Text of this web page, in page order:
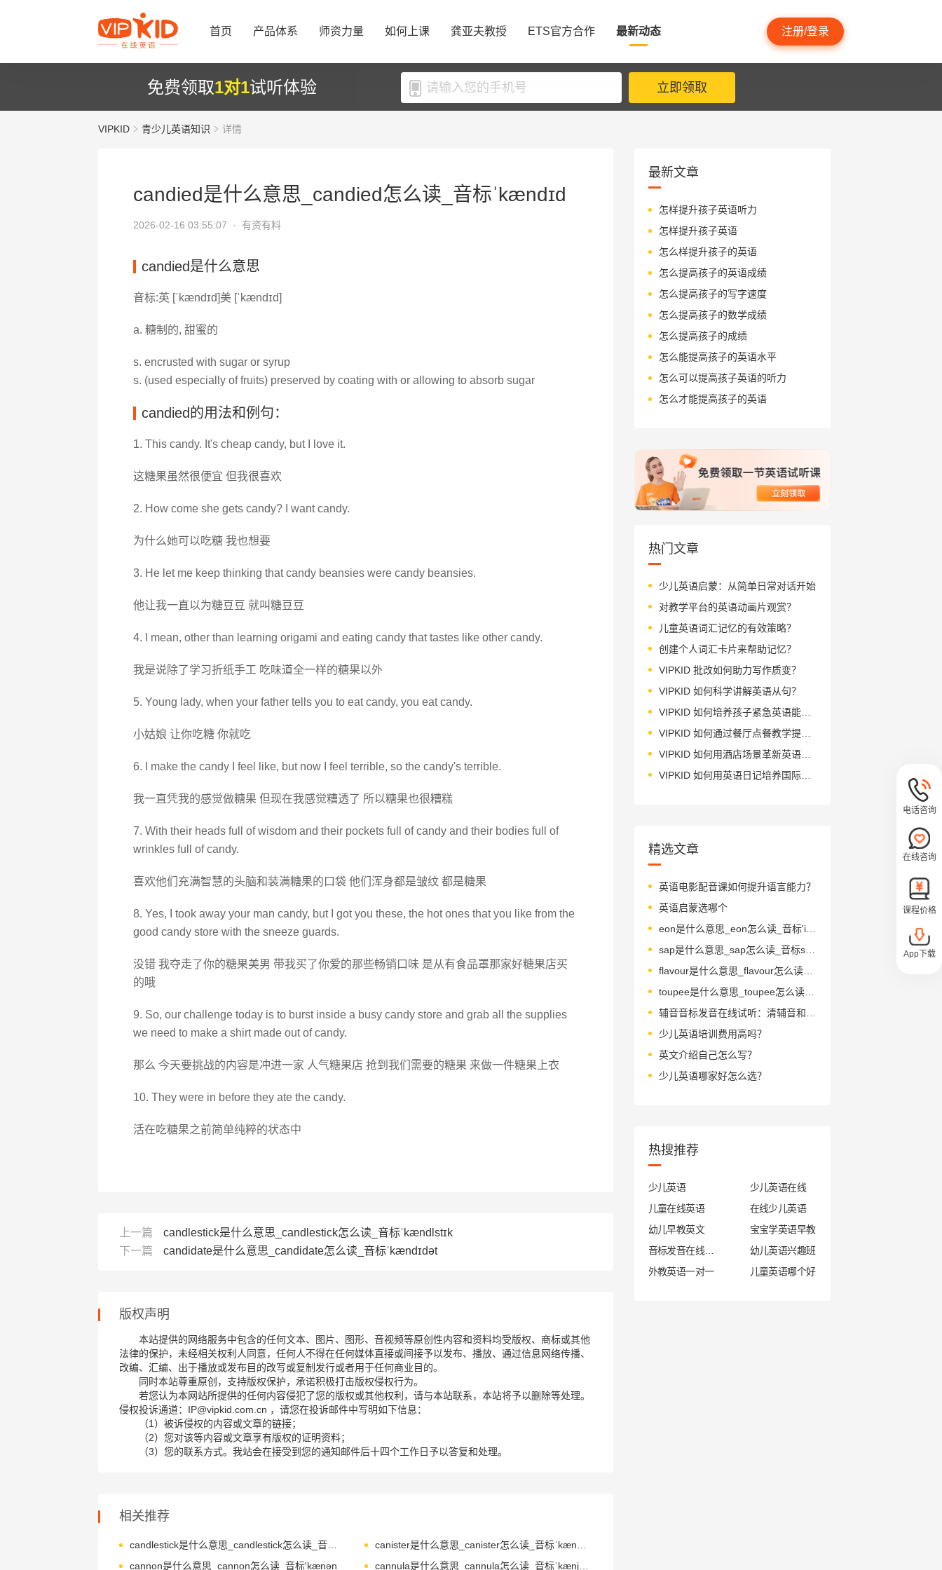
首页 产品体系 师资力量 如何上课 龚亚夫教授 ETS官方合作 最新动态 注册/登录
免费领取1对1试听体验 立即领取
VIPKID 青少儿英语知识 详情
candied是什么意思_candied怎么读_音标ˈkændɪd
2026-02-16 03:55:07 · 有资有料
candied是什么意思
音标:英 [ˈkændɪd]美 [ˈkændɪd]
a. 糖制的, 甜蜜的
s. encrusted with sugar or syrup
s. (used especially of fruits) preserved by coating with or allowing to absorb sugar
candied的用法和例句：
1. This candy. It's cheap candy, but I love it.
这糖果虽然很便宜 但我很喜欢
2. How come she gets candy? I want candy.
为什么她可以吃糖 我也想要
3. He let me keep thinking that candy beansies were candy beansies.
他让我一直以为糖豆豆 就叫糖豆豆
4. I mean, other than learning origami and eating candy that tastes like other candy.
我是说除了学习折纸手工 吃味道全一样的糖果以外
5. Young lady, when your father tells you to eat candy, you eat candy.
小姑娘 让你吃糖 你就吃
6. I make the candy I feel like, but now I feel terrible, so the candy's terrible.
我一直凭我的感觉做糖果 但现在我感觉糟透了 所以糖果也很糟糕
7. With their heads full of wisdom and their pockets full of candy and their bodies full of
wrinkles full of candy.
喜欢他们充满智慧的头脑和装满糖果的口袋 他们浑身都是皱纹 都是糖果
8. Yes, I took away your man candy, but I got you these, the hot ones that you like from the
good candy store with the sneeze guards.
没错 我夺走了你的糖果美男 带我买了你爱的那些畅销口味 是从有食品罩那家好糖果店买
的哦
9. So, our challenge today is to burst inside a busy candy store and grab all the supplies
we need to make a shirt made out of candy.
那么 今天要挑战的内容是冲进一家 人气糖果店 抢到我们需要的糖果 来做一件糖果上衣
10. They were in before they ate the candy.
活在吃糖果之前简单纯粹的状态中
上一篇
candlestick是什么意思_candlestick怎么读_音标ˈkændlstɪk
下一篇
candidate是什么意思_candidate怎么读_音标ˈkændɪdət
版权声明
本站提供的网络服务中包含的任何文本、图片、图形、音视频等原创性内容和资料均受版权、商标或其他
法律的保护，未经相关权利人同意，任何人不得在任何媒体直接或间接予以发布、播放、通过信息网络传播、
改编、汇编、出于播放或发布目的改写或复制发行或者用于任何商业目的。
同时本站尊重原创，支持版权保护，承诺积极打击版权侵权行为。
若您认为本网站所提供的任何内容侵犯了您的版权或其他权利，请与本站联系，本站将予以删除等处理。
侵权投诉通道：IP@vipkid.com.cn ，请您在投诉邮件中写明如下信息：
（1）被诉侵权的内容或文章的链接；
（2）您对该等内容或文章享有版权的证明资料；
（3）您的联系方式。我站会在接受到您的通知邮件后十四个工作日予以答复和处理。
相关推荐
candlestick是什么意思_candlestick怎么读_音标ˈkændlstɪk
cannon是什么意思_cannon怎么读_音标'kænən
cannula是什么意思_cannula怎么读_音标ˈkænjʊlə
最新文章
怎样提升孩子英语听力
怎样提升孩子英语
怎么样提升孩子的英语
怎么提高孩子的英语成绩
怎么提高孩子的写字速度
怎么提高孩子的数学成绩
怎么提高孩子的成绩
怎么能提高孩子的英语水平
怎么可以提高孩子英语的听力
怎么才能提高孩子的英语
热门文章
少儿英语启蒙：从简单日常对话开始
对教学平台的英语动画片观赏？
儿童英语词汇记忆的有效策略？
创建个人词汇卡片来帮助记忆？
VIPKID 批改如何助力写作质变？
VIPKID 如何科学讲解英语从句？
VIPKID 如何培养孩子紧急英语能力？
VIPKID 如何通过餐厅点餐教学提升少儿英语应用能力？
VIPKID 如何用酒店场景革新英语教学？
VIPKID 如何用英语日记培养国际化人才？
精选文章
英语电影配音课如何提升语言能力？
英语启蒙选哪个
eon是什么意思_eon怎么读_音标'i-ən
sap是什么意思_sap怎么读_音标sæp
flavour是什么意思_flavour怎么读_音标ˈfleɪvə(r)
toupee是什么意思_toupee怎么读_音标ˈtu-peɪ
少儿英语培训费用高吗？
英文介绍自己怎么写？
少儿英语哪家好怎么选？
热搜推荐
少儿英语
少儿英语在线
儿童在线英语
在线少儿英语
幼儿早教英文
宝宝学英语早教
幼儿英语兴趣班
外教英语一对一
儿童英语哪个好
电话咨询
在线咨询
课程价格
App下载